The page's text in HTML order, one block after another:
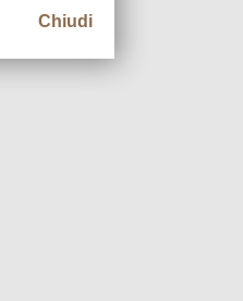
Chiudi